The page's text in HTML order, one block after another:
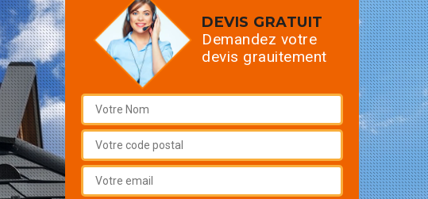
DEVIS GRATUIT
Demandez votre
devis grauitement